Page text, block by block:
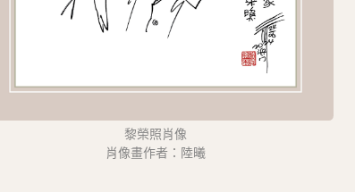
黎榮照肖像
肖像畫作者：陸曦